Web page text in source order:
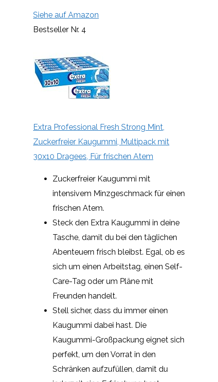
Siehe auf Amazon
Bestseller Nr. 4
Extra Professional Fresh Strong Mint,
Zuckerfreier Kaugummi, Multipack mit
30x10 Dragees, Für frischen Atem
Zuckerfreier Kaugummi mit
intensivem Minzgeschmack für einen
frischen Atem.
Steck den Extra Kaugummi in deine
Tasche, damit du bei den täglichen
Abenteuern frisch bleibst. Egal, ob es
sich um einen Arbeitstag, einen Self-
Care-Tag oder um Pläne mit
Freunden handelt.
Stell sicher, dass du immer einen
Kaugummi dabei hast. Die
Kaugummi-Großpackung eignet sich
perfekt, um den Vorrat in den
Schränken aufzufüllen, damit du